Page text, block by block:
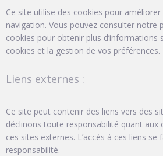
Ce site utilise des cookies pour
navigation. Vous pouvez consulter notre
cookies pour obtenir plus d’informations
cookies et la gestion de vos préférences.
Liens externes :
Ce site peut contenir des liens vers des
déclinons toute responsabilité quant aux
ces sites externes. L’accès à ces liens
responsabilité.